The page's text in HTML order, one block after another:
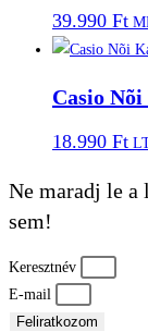
39.990 Ft
Casio
18.990 Ft
Ne maradj le
sem!
Keresztnév
E-mail
Feliratkozom